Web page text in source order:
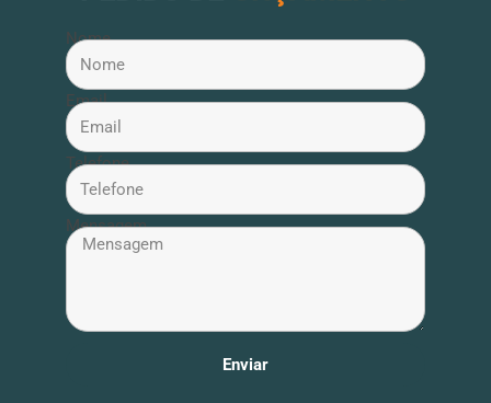
Nome
Email
Telefone
Mensagem
Enviar